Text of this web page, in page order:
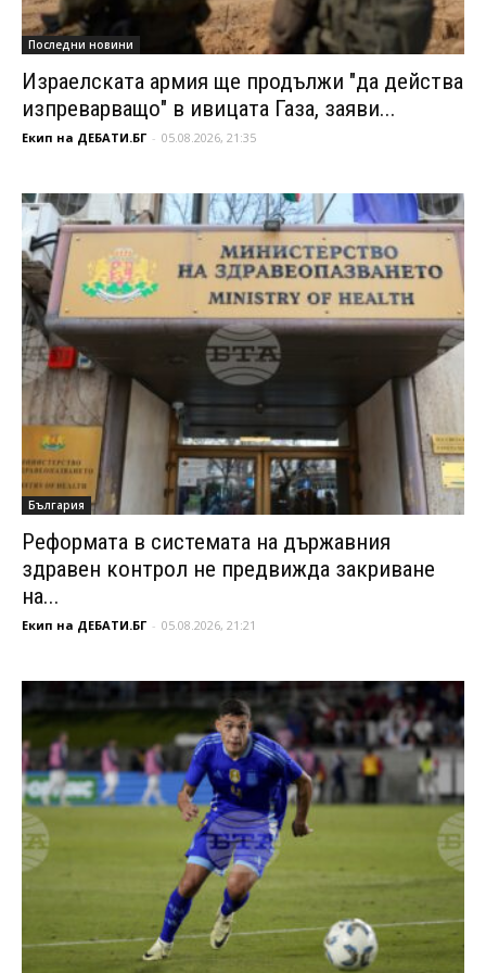
Последни новини
Израелската армия ще продължи "да действа
изпреварващо" в ивицата Газа, заяви...
Екип на ДЕБАТИ.БГ - 05.08.2026, 21:35
България
Реформата в системата на държавния
здравен контрол не предвижда закриване
на...
Екип на ДЕБАТИ.БГ - 05.08.2026, 21:21